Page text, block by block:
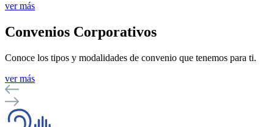
ver más
Convenios Corporativos
Conoce los tipos y modalidades de convenio que tenemos para ti.
ver más